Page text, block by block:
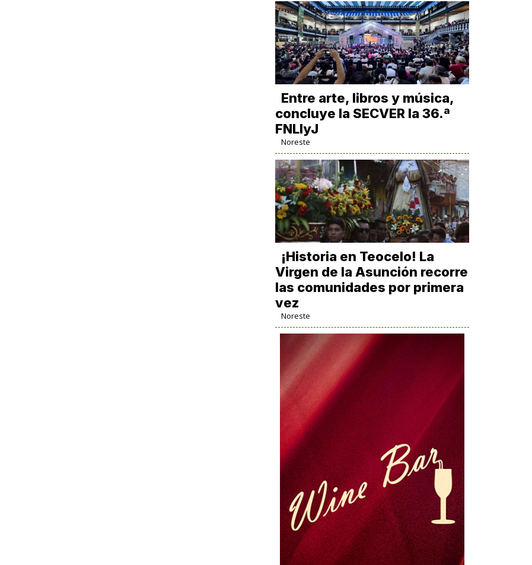
Entre arte, libros y música,
concluye la SECVER la 36.ª
FNLIyJ
Noreste
​¡Historia en Teocelo! La
Virgen de la Asunción recorre
las comunidades por primera
vez
Noreste